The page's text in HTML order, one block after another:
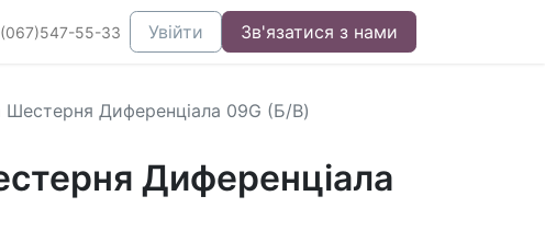
55-33 Увійти Зв'язатися з нами
Шестерня Диференціала 09G (Б/В)
Диференціала